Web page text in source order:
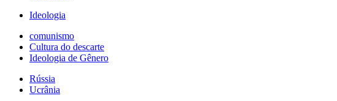
Ideologia
comunismo
Cultura do descarte
Ideologia de Gênero
Rússia
Ucrânia